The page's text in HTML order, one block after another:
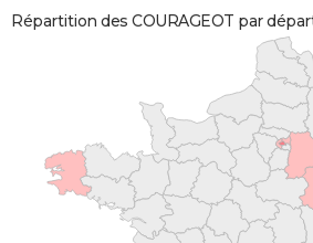
Répartition des COURAGEOT par